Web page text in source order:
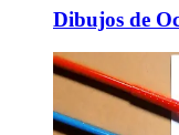
Dibujos de